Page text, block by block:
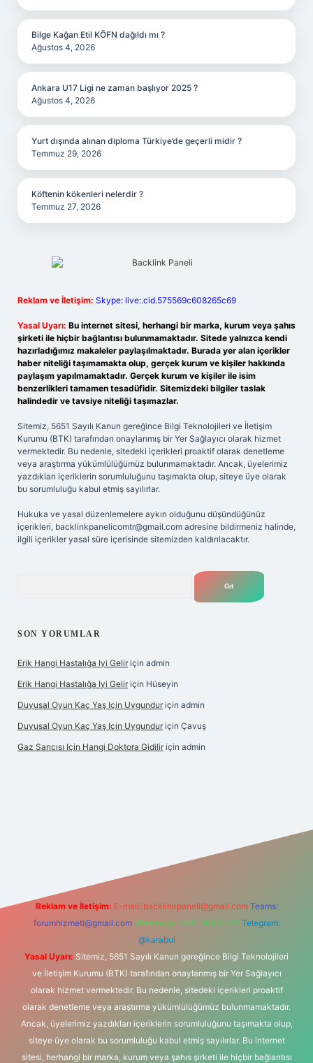
Bilge Kağan Etil KÖFN dağıldı mı ?
Ağustos 4, 2026
Ankara U17 Ligi ne zaman başlıyor 2025 ?
Ağustos 4, 2026
Yurt dışında alınan diploma Türkiye’de geçerli midir ?
Temmuz 29, 2026
Köftenin kökenleri nelerdir ?
Temmuz 27, 2026
Reklam ve İletişim: Skype: live:.cid.575569c608265c69
Yasal Uyarı: Bu internet sitesi, herhangi bir marka, kurum veya şahıs
şirketi ile hiçbir bağlantısı bulunmamaktadır. Sitede yalnızca kendi
hazırladığımız makaleler paylaşılmaktadır. Burada yer alan içerikler
haber niteliği taşımamakta olup, gerçek kurum ve kişiler hakkında
paylaşım yapılmamaktadır. Gerçek kurum ve kişiler ile isim
benzerlikleri tamamen tesadüfidir. Sitemizdeki bilgiler taslak
halindedir ve tavsiye niteliği taşımazlar.
Sitemiz, 5651 Sayılı Kanun gereğince Bilgi Teknolojileri ve İletişim
Kurumu (BTK) tarafından onaylanmış bir Yer Sağlayıcı olarak hizmet
vermektedir. Bu nedenle, sitedeki içerikleri proaktif olarak denetleme
veya araştırma yükümlülüğümüz bulunmamaktadır. Ancak, üyelerimiz
yazdıkları içeriklerin sorumluluğunu taşımakta olup, siteye üye olarak
bu sorumluluğu kabul etmiş sayılırlar.
Hukuka ve yasal düzenlemelere aykırı olduğunu düşündüğünüz
içerikleri, backlinkpanelicomtr@gmail.com adresine bildirmeniz halinde,
ilgili içerikler yasal süre içerisinde sitemizden kaldırılacaktır.
SON YORUMLAR
Erik Hangi Hastalığa Iyi Gelir için admin
Erik Hangi Hastalığa Iyi Gelir için Hüseyin
Duyusal Oyun Kaç Yaş Için Uygundur için admin
Duyusal Oyun Kaç Yaş Için Uygundur için Çavuş
Gaz Sancısı Için Hangi Doktora Gidilir için admin
Reklam ve İletişim: E-mail: backlinkpaneli@gmail.com Teams:
forumhizmeti@gmail.com Whatsapp: 0262 606 0 726 Telegram:
@karabul
Yasal Uyarı: Sitemiz, 5651 Sayılı Kanun gereğince Bilgi Teknolojileri
ve İletişim Kurumu (BTK) tarafından onaylanmış bir Yer Sağlayıcı
olarak hizmet vermektedir. Bu nedenle, sitedeki içerikleri proaktif
olarak denetleme veya araştırma yükümlülüğümüz bulunmamaktadır.
Ancak, üyelerimiz yazdıkları içeriklerin sorumluluğunu taşımakta olup,
siteye üye olarak bu sorumluluğu kabul etmiş sayılırlar. Bu internet
sitesi, herhangi bir marka, kurum veya şahıs şirketi ile hiçbir bağlantısı